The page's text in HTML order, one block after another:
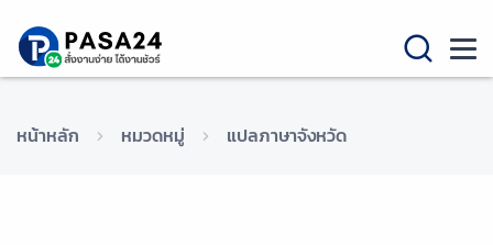
หน้าหลัก หมวดหมู่ แปลภาษาจังหวัด